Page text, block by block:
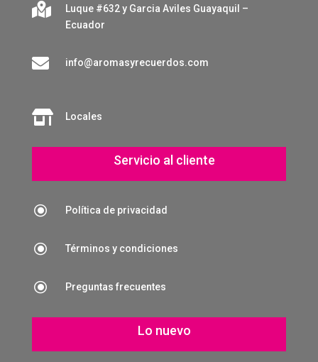

Luque #632 y Garcia Aviles Guayaquil –
Ecuador
 info@aromasyrecuerdos.com
 Locales
Servicio al cliente
\ Política de privacidad
\ Términos y condiciones
\ Preguntas frecuentes
Lo nuevo